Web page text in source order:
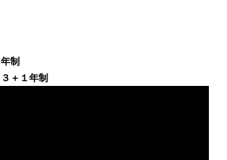
制
＋１年制